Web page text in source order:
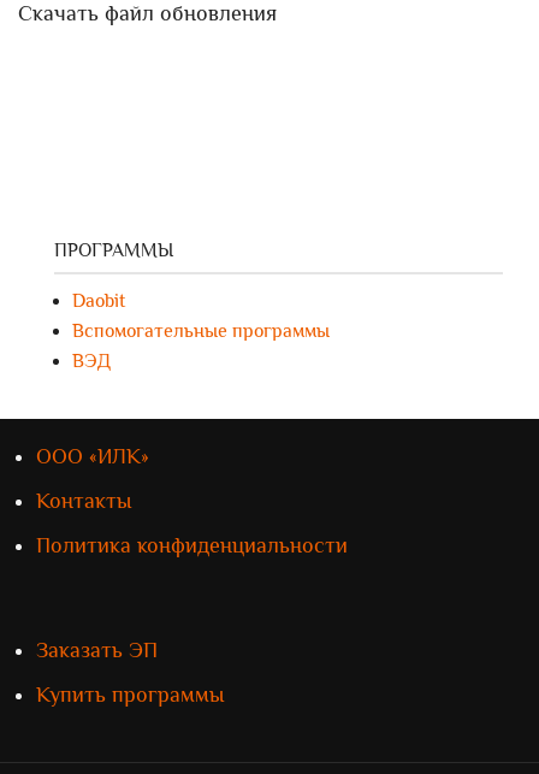
Скачать файл обновления
ПРОГРАММЫ
Daobit
Вспомогательные программы
ВЭД
ООО «ИЛК»
Контакты
Политика конфиденциальности
Заказать ЭП
Купить программы